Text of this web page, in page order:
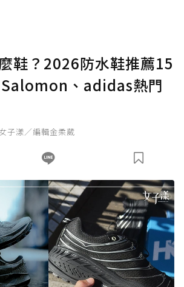
確認送出
利點數：0點；前往 購買點數
鞋？2026防水鞋推薦15
、adidas熱門
女子漾／編輯金柔葳